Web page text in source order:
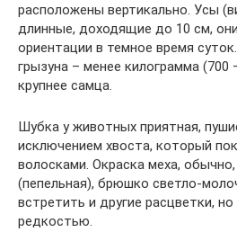
расположены вертикально. Усы
длинные, доходящие до 10 см,
ориентации в темное время
грызуна – менее килограмма (700
крупнее самца.
Шубка у животных приятная,
исключением хвоста, который
волосками. Окраска меха,
(пепельная), брюшко светло-
встретить и другие расцветки,
редкостью.